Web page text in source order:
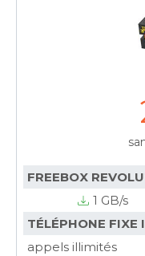
FREEBOX
1 GB/s
TÉLÉPHONE FIXE
appels illimités